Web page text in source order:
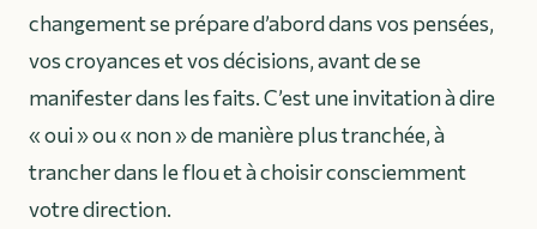
changement se prépare d’abord dans vos pensées,
vos croyances et vos décisions, avant de se
manifester dans les faits. C’est une invitation à dire
« oui » ou « non » de manière plus tranchée, à
trancher dans le flou et à choisir consciemment
votre direction.